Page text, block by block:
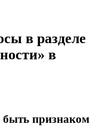
в разделе
в
быть признаком